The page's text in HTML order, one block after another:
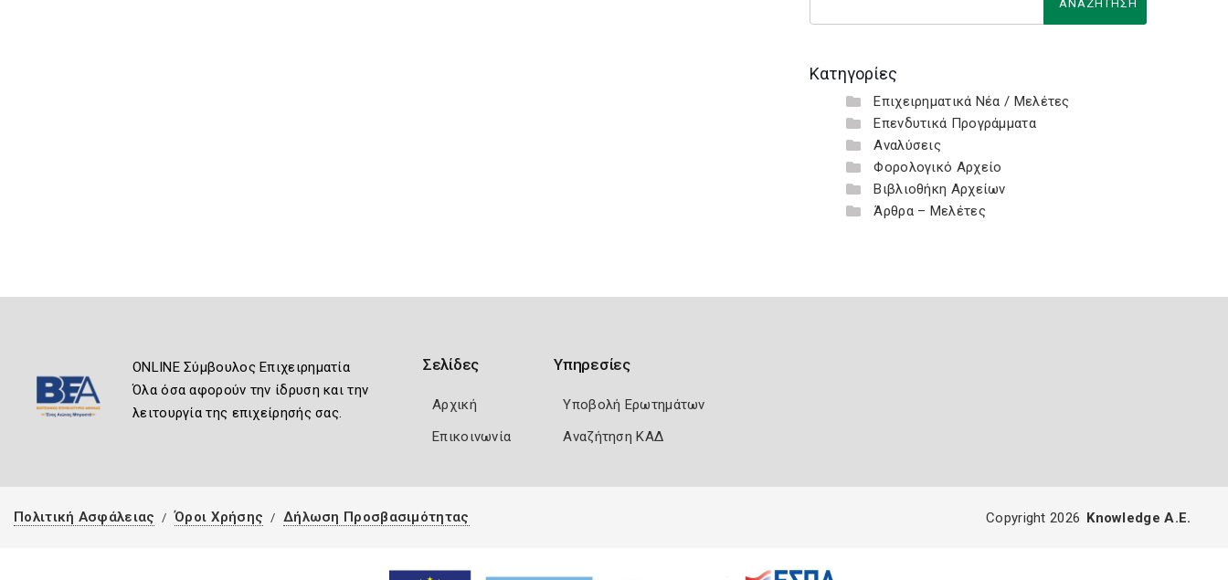
Κατηγορίες
Επιχειρηματικά Νέα / Μελέτες
Επενδυτικά Προγράμματα
Αναλύσεις
Φορολογικό Αρχείο
Βιβλιοθήκη Αρχείων
Άρθρα – Μελέτες
ONLINE Σύμβουλος Επιχειρηματία
Όλα όσα αφορούν την ίδρυση και την
λειτουργία της επιχείρησής σας.
Σελίδες
Αρχική
Επικοινωνία
Υπηρεσίες
Υποβολή Ερωτημάτων
Αναζήτηση ΚΑΔ
Πολιτική Ασφάλειας Όροι Χρήσης Δήλωση Προσβασιμότητας Copyright 2026 Knowledge A.E.